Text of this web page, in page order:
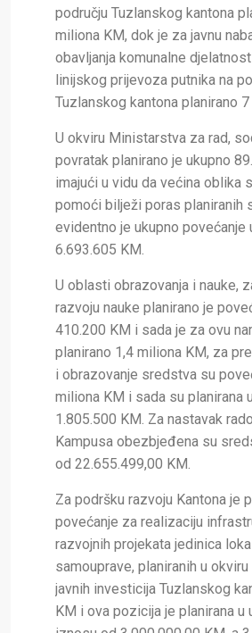
području Tuzlanskog kantona
miliona KM, dok je za javnu
obavljanja komunalne
linijskog prijevoza putnika na
Tuzlanskog kantona planirano 7
U okviru Ministarstva za rad,
povratak planirano je ukupno
imajući u vidu da većina oblika
pomoći bilježi poras planiranih
evidentno je ukupno povećanje
6.693.605 KM.
U oblasti obrazovanja i nauke,
razvoju nauke planirano je
410.200 KM i sada je za ovu
planirano 1,4 miliona KM, za
i obrazovanje sredstva su
miliona KM i sada su planirana
1.805.500 KM. Za nastavak
Kampusa obezbjeđena su
od 22.655.499,00 KM.
Za podršku razvoju Kantona je
povećanje za realizaciju
razvojnih projekata jedinica
samouprave, planiranih u
javnih investicija Tuzlanskog
KM i ova pozicija je planirana u